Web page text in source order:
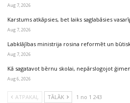
Aug 7, 2026
Karstums atkāpsies, bet laiks saglabāsies
Aug 7, 2026
Labklājības ministrija rosina reformēt un
Aug 7, 2026
Kā sagatavot bērnu skolai, nepārslogojot
Aug 6, 2026
ATPAKAĻ TĀLĀK 1 no 1 243